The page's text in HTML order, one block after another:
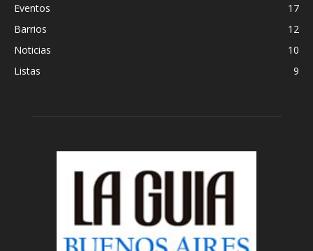
Eventos
17
Barrios
12
Noticias
10
Listas
9